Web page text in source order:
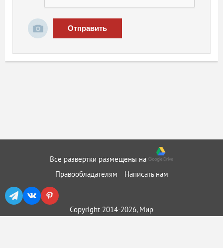
Отправить
Все развертки размещены на
Правообладателям
Написать нам
Copyright 2014-2026, Мир